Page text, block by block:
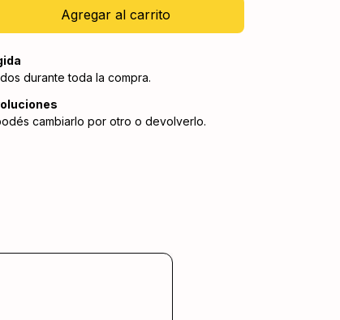
durante toda la compra.
cambiarlo por otro o devolverlo.